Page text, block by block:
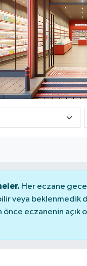
Her eczane gece
veya beklenmedik
önce eczanenin